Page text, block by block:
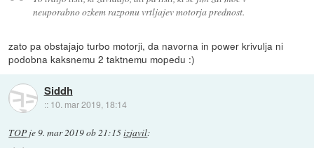
neuporabno ozkem razponu vrtljajev motorja prednost.
zato pa obstajajo turbo motorji, da navorna in power krivulja ni
podobna kaksnemu 2 taktnemu mopedu :)
Siddh
:: 10. mar 2019, 18:14
TOP je9. mar 2019 ob 21:15izjavil: